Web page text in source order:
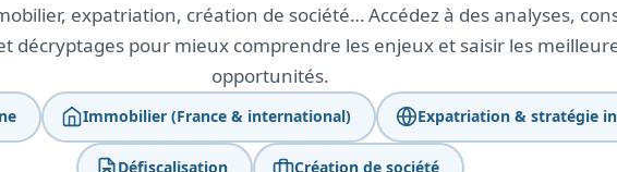
expatriation, création de société… Accédez à des analyses,
décryptages pour mieux comprendre les enjeux et saisir les
opportunités.
Immobilier (France & international) Expatriation & stratégie
Défiscalisation Création de société